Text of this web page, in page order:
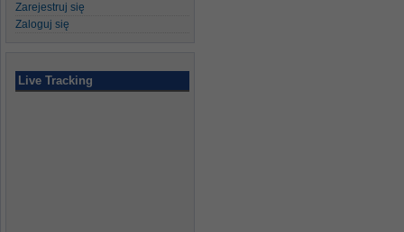
Zarejestruj się
Zaloguj się
Live Tracking